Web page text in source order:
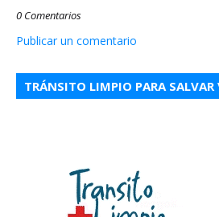
0 Comentarios
Publicar un comentario
TRÁNSITO LIMPIO PARA SALVAR